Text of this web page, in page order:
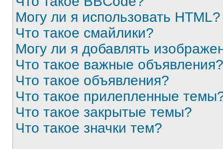
Могу ли я использовать HTML?
Что такое смайлики?
Могу ли я добавлять
Что такое важные объявления?
Что такое объявления?
Что такое прилепленные
Что такое закрытые темы?
Что такое значки тем?